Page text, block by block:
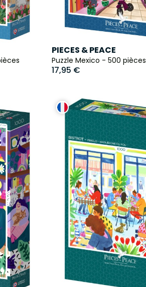
PIECES & PEACE
Puzzle Mexico - 500 pièces
17,95 €